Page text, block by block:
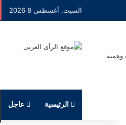
السبت, أغسطس 8 2026
الرئيسية عاجل